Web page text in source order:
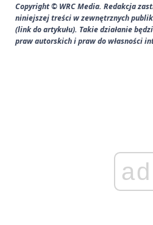
Copyright © WRC Media. Redakcja
niniejszej treści w zewnętrznych
(link do artykułu). Takie działanie
praw autorskich i praw do własności
ad